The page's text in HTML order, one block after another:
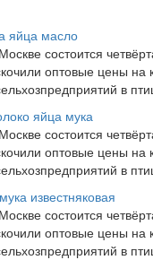
яйца масло
состоится
оптовые цены на
в
яйца мука
состоится
оптовые цены на
в
известняковая
состоится
оптовые цены на
в